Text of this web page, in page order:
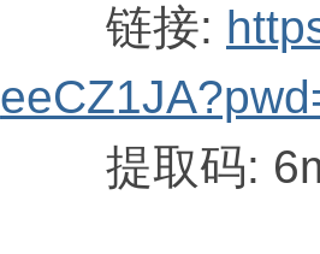
链接:
提取码: